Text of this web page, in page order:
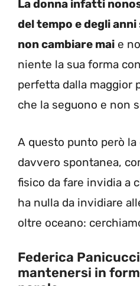
La donna infatti
del tempo e degli
non cambiare mai e
niente la sua forma
perfetta dalla maggior
che la seguono e non
A questo punto però la
davvero spontanea,
fisico da fare invidia a
ha nulla da invidiare
oltre oceano:
Federica
mantenersi in